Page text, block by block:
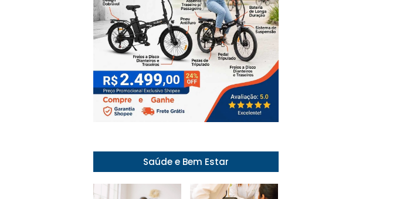
Saúde e Bem Estar